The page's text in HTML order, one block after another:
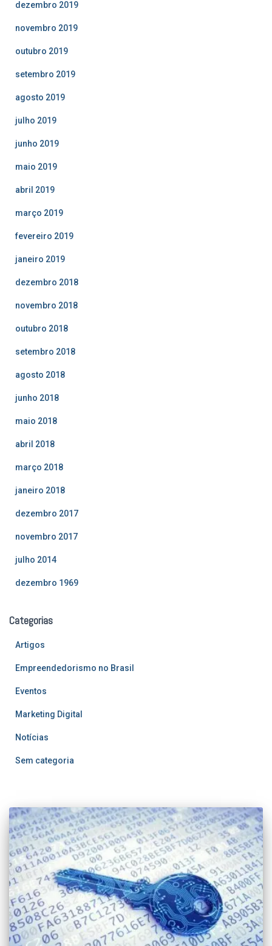
dezembro 2019
novembro 2019
outubro 2019
setembro 2019
agosto 2019
julho 2019
junho 2019
maio 2019
abril 2019
março 2019
fevereiro 2019
janeiro 2019
dezembro 2018
novembro 2018
outubro 2018
setembro 2018
agosto 2018
junho 2018
maio 2018
abril 2018
março 2018
janeiro 2018
dezembro 2017
novembro 2017
julho 2014
dezembro 1969
Categorias
Artigos
Empreendedorismo no Brasil
Eventos
Marketing Digital
Notícias
Sem categoria